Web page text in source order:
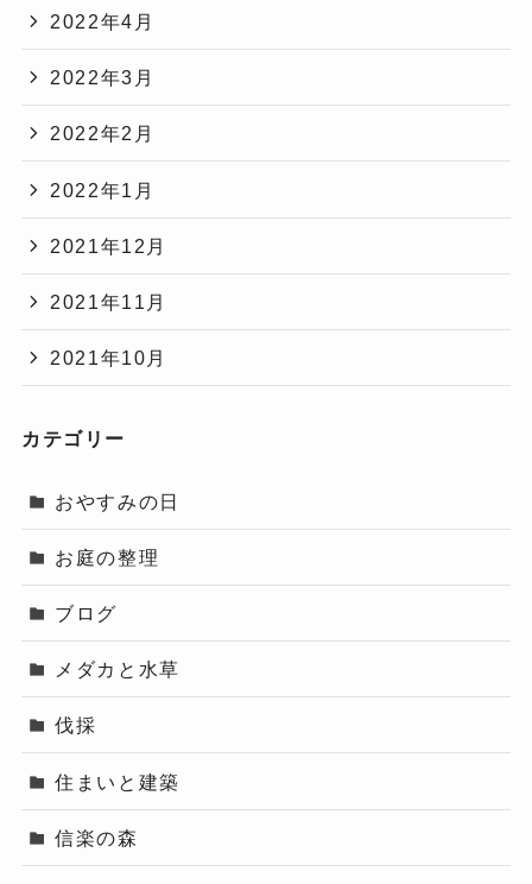
2022年4月
2022年3月
2022年2月
2022年1月
2021年12月
2021年11月
2021年10月
カテゴリー
おやすみの日
お庭の整理
ブログ
メダカと水草
伐採
住まいと建築
信楽の森